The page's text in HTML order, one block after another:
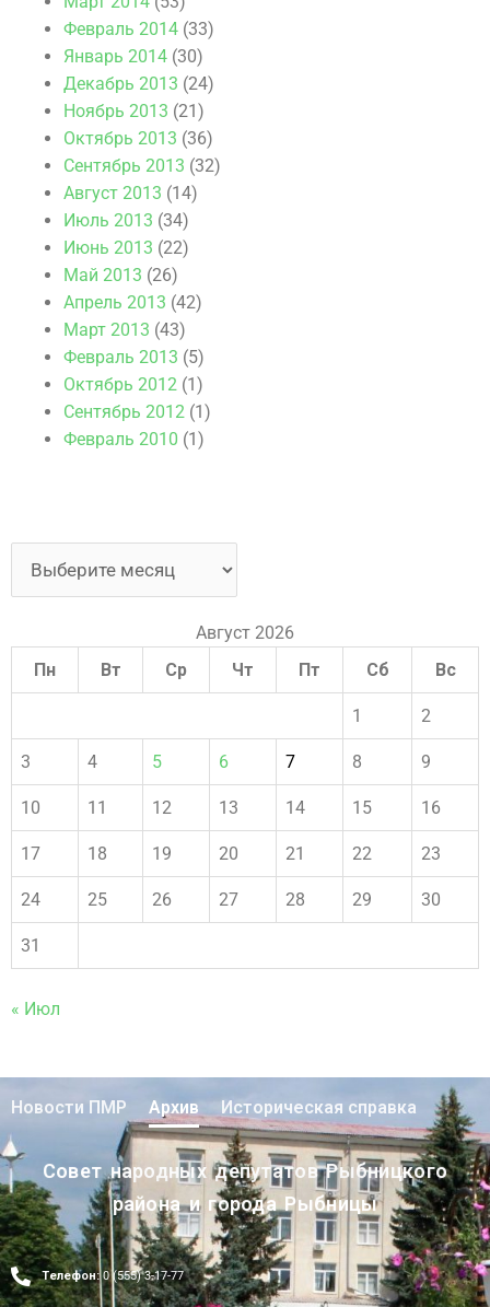
Февраль 2014 (33)
Январь 2014 (30)
Декабрь 2013 (24)
Ноябрь 2013 (21)
Октябрь 2013 (36)
Сентябрь 2013 (32)
Август 2013 (14)
Июль 2013 (34)
Июнь 2013 (22)
Май 2013 (26)
Апрель 2013 (42)
Март 2013 (43)
Февраль 2013 (5)
Октябрь 2012 (1)
Сентябрь 2012 (1)
Февраль 2010 (1)
Август 2026
Пн
Вт Ср Чт Пт Сб Вс
1 2
3 4 5 6 7 8 9
10 11 12 13 14 15 16
17 18 19 20 21 22 23
24 25 26 27 28 29 30
31
« Июл
Новости ПМР Архив Историческая справка
Совет народных депутатов Рыбницкого
района и города Рыбницы
Телефон:0 (555) 3-17-77